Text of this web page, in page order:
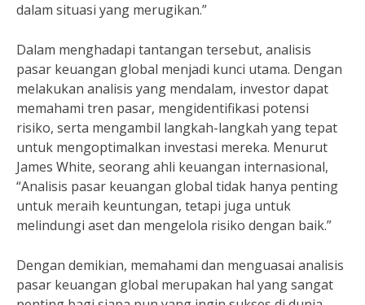
dalam situasi yang merugikan.”
Dalam menghadapi tantangan tersebut, analisis
pasar keuangan global menjadi kunci utama. Dengan
melakukan analisis yang mendalam, investor dapat
memahami tren pasar, mengidentifikasi potensi
risiko, serta mengambil langkah-langkah yang tepat
untuk mengoptimalkan investasi mereka. Menurut
James White, seorang ahli keuangan internasional,
“Analisis pasar keuangan global tidak hanya penting
untuk meraih keuntungan, tetapi juga untuk
melindungi aset dan mengelola risiko dengan baik.”
Dengan demikian, memahami dan menguasai analisis
pasar keuangan global merupakan hal yang sangat